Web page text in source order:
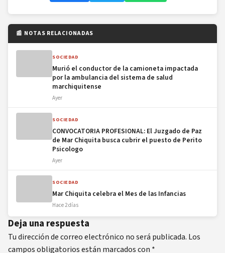
📰 NOTAS RELACIONADAS
SOCIEDAD
Murió el conductor de la camioneta impactada
por la ambulancia del sistema de salud
marchiquitense
Ayer
SOCIEDAD
CONVOCATORIA PROFESIONAL: El Juzgado de Paz
de Mar Chiquita busca cubrir el puesto de Perito
Psicologo
Ayer
SOCIEDAD
Mar Chiquita celebra el Mes de las Infancias
Hace 2 días
Deja una respuesta
Tu dirección de correo electrónico no será publicada. Los
campos obligatorios están marcados con *